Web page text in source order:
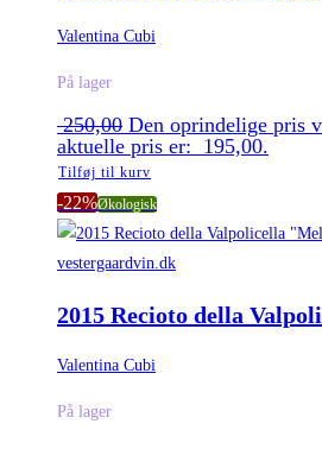
Valentina Cubi
På lager
250,00 Den oprindelige pris
aktuelle pris er: 195,00.
Tilføj til kurv
-22%Økologisk
2015 Recioto della
Valentina Cubi
På lager